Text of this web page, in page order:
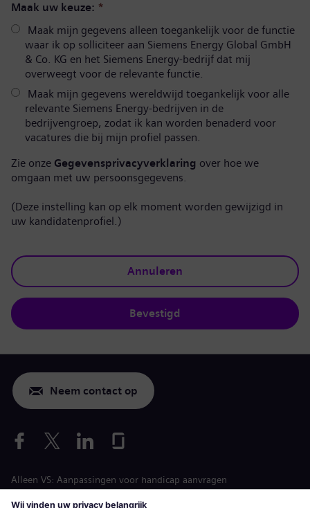
Maak uw keuze: *
Maak mijn gegevens alleen toegankelijk voor de functie
waar ik op solliciteer aan Siemens Energy Global GmbH
& Co. KG en het Siemens Energy-bedrijf dat mij
overweegt voor de relevante functie.
Maak mijn gegevens wereldwijd toegankelijk voor alle
relevante Siemens Energy-bedrijven in de
bedrijvengroep, zodat ik kan worden benaderd voor
vacatures die bij mijn profiel passen.
Zie onze Gegevensprivacyverklaring over hoe we
omgaan met uw persoonsgegevens.
(Deze instelling kan op elk moment worden gewijzigd in
uw kandidatenprofiel.)
Annuleren
Bevestigd
Neem contact op
Alleen VS: Aanpassingen voor handicap aanvragen